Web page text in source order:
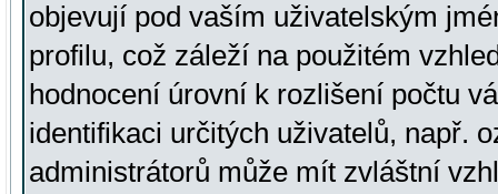
objevují pod vaším uživatelským
profilu, což záleží na použitém
hodnocení úrovní k rozlišení počtu
identifikaci určitých uživatelů, např.
administrátorů může mít zvláštní